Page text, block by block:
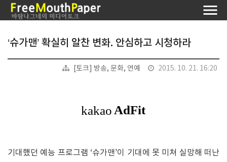
‘슈가맨’ 확실히 알찬 변화. 안심하고 시청하라
[토크] 방송, 문화, 연예 2015. 10. 21. 16:20
기대했던 예능 프로그램 ‘슈가맨’이 기대에 못 미쳐 실망해 떠난